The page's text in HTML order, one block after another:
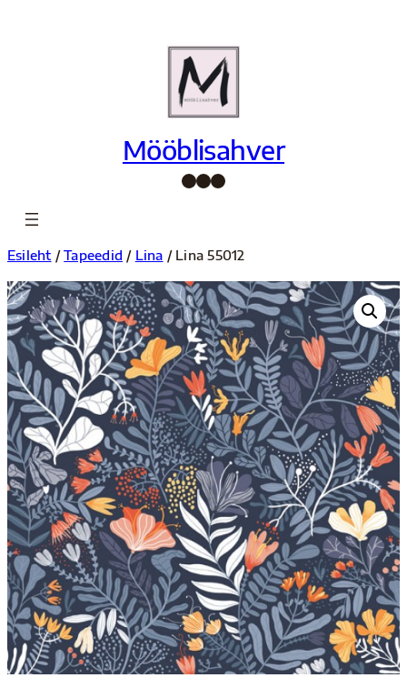
Mööblisahver
Facebook InstagramPinterest
Esileht /Tapeedid / Lina / Lina 55012